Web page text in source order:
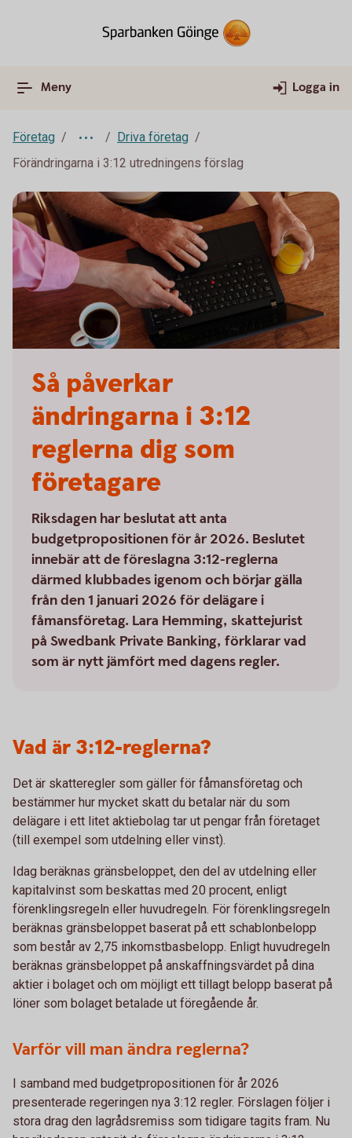
Meny Logga in
Företag
Driva företag
Förändringarna i 3:12 utredningens förslag
Så påverkar
ändringarna i 3:12
reglerna dig som
företagare
Riksdagen har beslutat att anta
budgetpropositionen för år 2026. Beslutet
innebär att de föreslagna 3:12-reglerna
därmed klubbades igenom och börjar gälla
från den 1 januari 2026 för delägare i
fåmansföretag. Lara Hemming, skattejurist
på Swedbank Private Banking, förklarar vad
som är nytt jämfört med dagens regler.
Vad är 3:12-reglerna?
Det är skatteregler som gäller för fåmansföretag och
bestämmer hur mycket skatt du betalar när du som
delägare i ett litet aktiebolag tar ut pengar från företaget
(till exempel som utdelning eller vinst).
Idag beräknas gränsbeloppet, den del av utdelning eller
kapitalvinst som beskattas med 20 procent, enligt
förenklingsregeln eller huvudregeln. För förenklingsregeln
beräknas gränsbeloppet baserat på ett schablonbelopp
som består av 2,75 inkomstbasbelopp. Enligt huvudregeln
beräknas gränsbeloppet på anskaffningsvärdet på dina
aktier i bolaget och om möjligt ett tillagt belopp baserat på
löner som bolaget betalade ut föregående år.
Varför vill man ändra reglerna?
I samband med budgetpropositionen för år 2026
presenterade regeringen nya 3:12 regler. Förslagen följer i
stora drag den lagrådsremiss som tidigare tagits fram. Nu